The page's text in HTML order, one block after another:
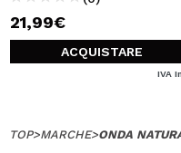
21,99€
ACQUISTARE
IVA
TOP>MARCHE>ONDA